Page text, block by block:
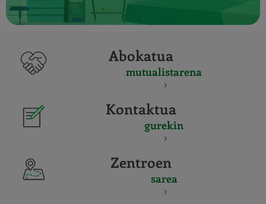
Abokatua
mutualistarena
Kontaktua
gurekin
Zentroen
sarea